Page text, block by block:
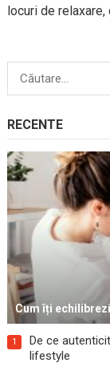
locuri de relaxare,
Caută
RECENTE
Cum îți
1
De ce
lifestyle